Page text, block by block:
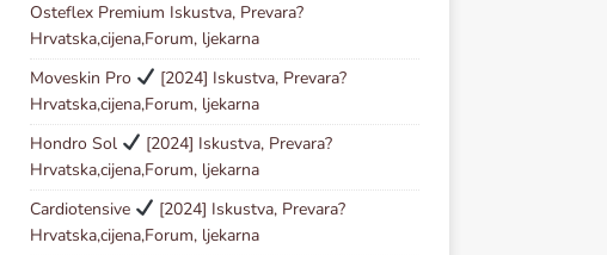
Osteflex Premium Iskustva, Prevara?
Hrvatska,cijena,Forum, ljekarna
Moveskin Pro
[2024] Iskustva, Prevara?
Hrvatska,cijena,Forum, ljekarna
Hondro Sol
[2024] Iskustva, Prevara?
Hrvatska,cijena,Forum, ljekarna
Cardiotensive
[2024] Iskustva, Prevara?
Hrvatska,cijena,Forum, ljekarna